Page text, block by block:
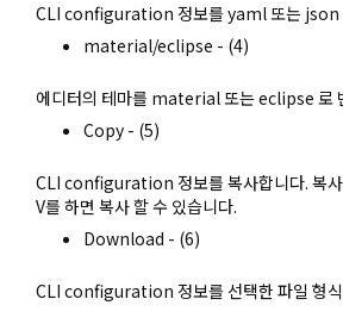
CLI configuration 정보를 yaml 또는 json
material/eclipse - (4)
에디터의 테마를 material 또는 eclipse 로
Copy - (5)
CLI configuration 정보를 복사합니다. 복
V를 하면 복사 할 수 있습니다.
Download - (6)
CLI configuration 정보를 선택한 파일 형식